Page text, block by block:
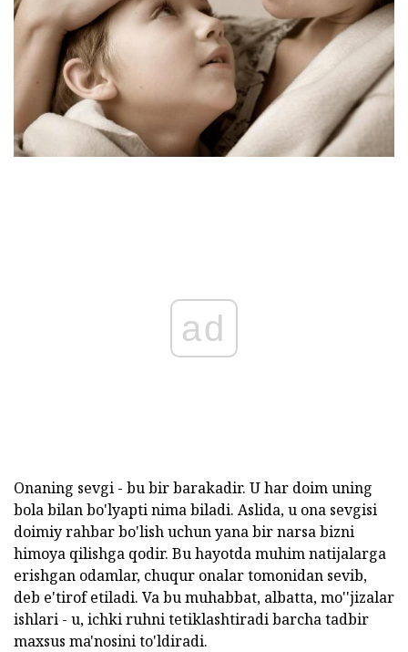
ad
Onaning sevgi - bu bir barakadir. U har doim uning
bola bilan bo'lyapti nima biladi. Aslida, u ona sevgisi
doimiy rahbar bo'lish uchun yana bir narsa bizni
himoya qilishga qodir. Bu hayotda muhim natijalarga
erishgan odamlar, chuqur onalar tomonidan sevib,
deb e'tirof etiladi. Va bu muhabbat, albatta, mo''jizalar
ishlari - u, ichki ruhni tetiklashtiradi barcha tadbir
maxsus ma'nosini to'ldiradi.